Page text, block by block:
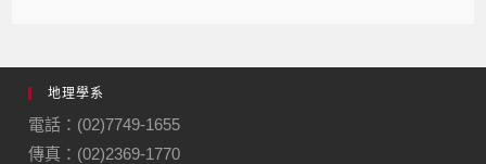
地理學系
電話：(02)7749-1655
傳真：(02)2369-1770